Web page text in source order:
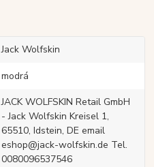
Jack Wolfskin
modrá
JACK WOLFSKIN Retail GmbH
- Jack Wolfskin Kreisel 1,
65510, Idstein, DE email
eshop@jack-wolfskin.de Tel.
0080096537546